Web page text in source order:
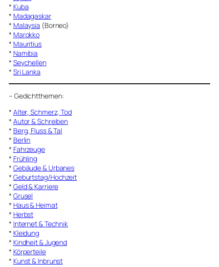
* Kuba
* Madagaskar
* Malaysia (Borneo)
* Marokko
* Mauritius
* Namibia
* Seychellen
* Sri Lanka
– Gedichtthemen:
* Alter, Schmerz, Tod
* Autor & Schreiben
* Berg, Fluss & Tal
* Berlin
* Fahrzeuge
* Frühling
* Gebäude & Urbanes
* Geburtstag/Hochzeit
* Geld & Karriere
* Grusel
* Haus & Heimat
* Herbst
* Internet & Technik
* Kleidung
* Kindheit & Jugend
* Körperteile
* Kunst & Inbrunst